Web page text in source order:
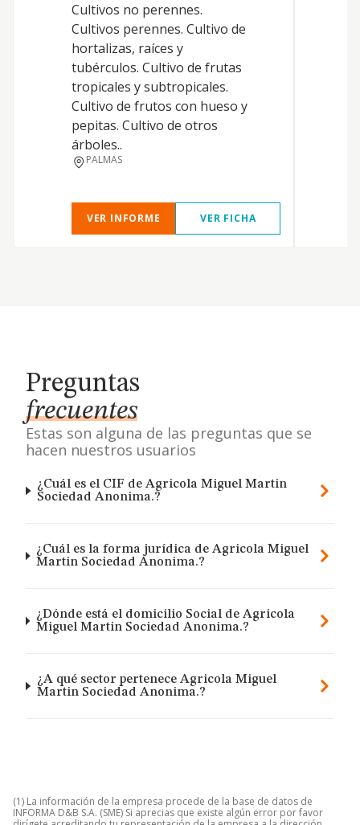
Cultivos no perennes.
Cultivos perennes. Cultivo de
hortalizas, raíces y
tubérculos. Cultivo de frutas
tropicales y subtropicales.
Cultivo de frutos con hueso y
pepitas. Cultivo de otros
árboles..
PALMAS
VER INFORME VER FICHA
Preguntas
frecuentes
Estas son alguna de las preguntas que se
hacen nuestros usuarios
¿Cuál es el CIF de Agricola Miguel Martin
Sociedad Anonima.?
¿Cuál es la forma jurídica de Agricola Miguel
Martin Sociedad Anonima.?
¿Dónde está el domicilio Social de Agricola
Miguel Martin Sociedad Anonima.?
¿A qué sector pertenece Agricola Miguel
Martin Sociedad Anonima.?
(1) La información de la empresa procede de la base de datos de
INFORMA D&B S.A. (SME) Si aprecias que existe algún error por favor